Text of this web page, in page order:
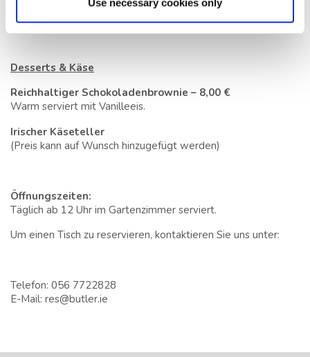
Use necessary cookies only
Zu jedem Gericht Pommes frites hinzufügen + 4,00 € | Kleine
Desserts & Käse
Reichhaltiger Schokoladenbrownie – 8,00 €
Warm serviert mit Vanilleeis.
Irischer Käseteller
(Preis kann auf Wunsch hinzugefügt werden)
Öffnungszeiten:
Täglich ab 12 Uhr im Gartenzimmer serviert.
Um einen Tisch zu reservieren, kontaktieren Sie uns unter:
Telefon: 056 7722828
E-Mail: res@butler.ie